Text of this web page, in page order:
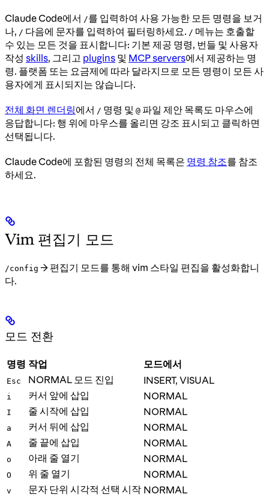
Claude Code에서 /를 입력하여 사용 가능한 모든 명령을 보거
나, / 다음에 문자를 입력하여 필터링하세요. / 메뉴는 호출할
수 있는 모든 것을 표시합니다: 기본 제공 명령, 번들 및 사용자
작성 skills, 그리고 plugins 및 MCP servers에서 제공하는 명
령. 플랫폼 또는 요금제에 따라 달라지므로 모든 명령이 모든 사
용자에게 표시되지는 않습니다.
전체 화면 렌더링에서 / 명령 및 @ 파일 제안 목록도 마우스에
응답합니다: 행 위에 마우스를 올리면 강조 표시되고 클릭하면
선택됩니다.
Claude Code에 포함된 명령의 전체 목록은 명령 참조를 참조
하세요.
Vim 편집기 모드
/config → 편집기 모드를 통해 vim 스타일 편집을 활성화합니
다.
모드 전환
명령 작업 모드에서
Esc NORMAL 모드 진입 INSERT, VISUAL
i 커서 앞에 삽입 NORMAL
I 줄 시작에 삽입 NORMAL
a 커서 뒤에 삽입 NORMAL
A 줄 끝에 삽입 NORMAL
o 아래 줄 열기 NORMAL
O 위 줄 열기 NORMAL
v 문자 단위 시각적 선택 시작 NORMAL